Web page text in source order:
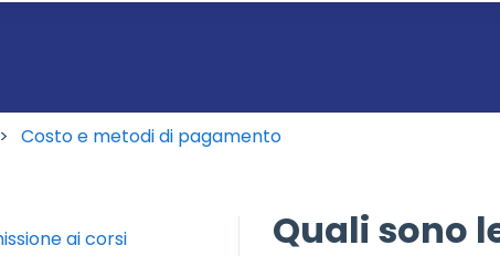
Costo e metodi di pagamento
Quali sono
ai corsi